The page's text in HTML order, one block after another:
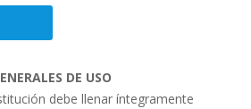
DE USO
debe llenar íntegramente